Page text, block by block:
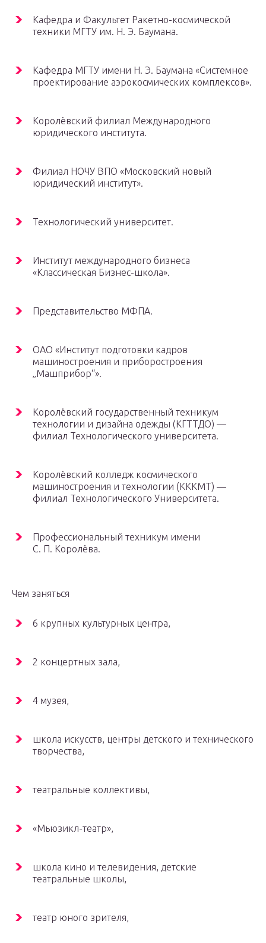
Кафедра и Факультет Ракетно-космической
техники МГТУ им. Н. Э. Баумана.
Кафедра МГТУ имени Н. Э. Баумана «Системное
проектирование аэрокосмических комплексов».
Королёвский филиал Международного
юридического института.
Филиал НОЧУ ВПО «Московский новый
юридический институт».
Технологический университет.
Институт международного бизнеса
«Классическая Бизнес-школа».
Представительство МФПА.
ОАО «Институт подготовки кадров
машиностроения и приборостроения
„Машприбор“».
Королёвский государственный техникум
технологии и дизайна одежды (КГТТДО) —
филиал Технологического университета.
Королёвский колледж космического
машиностроения и технологии (КККМТ) —
филиал Технологического Университета.
Профессиональный техникум имени
С. П. Королёва.
Чем заняться
6 крупных культурных центра,
2 концертных зала,
4 музея,
школа искусств, центры детского и технического
творчества,
театральные коллективы,
«Мьюзикл-театр»,
школа кино и телевидения, детские
театральные школы,
театр юного зрителя,